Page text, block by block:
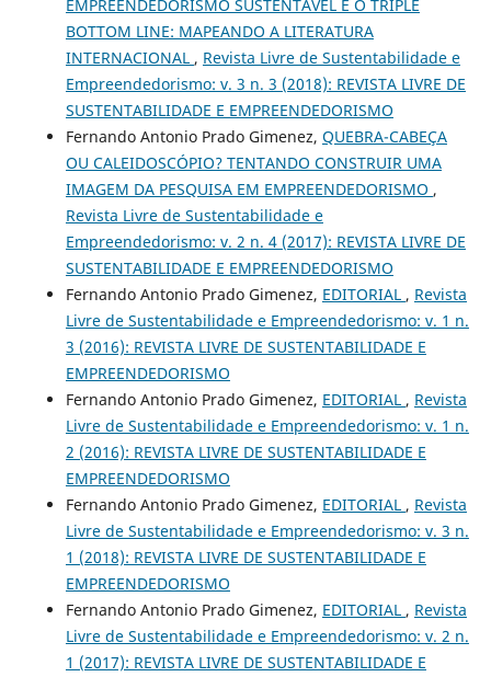
EMPREENDEDORISMO SUSTENTÁVEL E O TRIPLE
BOTTOM LINE: MAPEANDO A LITERATURA
INTERNACIONAL , Revista Livre de Sustentabilidade e
Empreendedorismo: v. 3 n. 3 (2018): REVISTA LIVRE DE
SUSTENTABILIDADE E EMPREENDEDORISMO
Fernando Antonio Prado Gimenez, QUEBRA-CABEÇA
OU CALEIDOSCÓPIO? TENTANDO CONSTRUIR UMA
IMAGEM DA PESQUISA EM EMPREENDEDORISMO ,
Revista Livre de Sustentabilidade e
Empreendedorismo: v. 2 n. 4 (2017): REVISTA LIVRE DE
SUSTENTABILIDADE E EMPREENDEDORISMO
Fernando Antonio Prado Gimenez, EDITORIAL , Revista
Livre de Sustentabilidade e Empreendedorismo: v. 1 n.
3 (2016): REVISTA LIVRE DE SUSTENTABILIDADE E
EMPREENDEDORISMO
Fernando Antonio Prado Gimenez, EDITORIAL , Revista
Livre de Sustentabilidade e Empreendedorismo: v. 1 n.
2 (2016): REVISTA LIVRE DE SUSTENTABILIDADE E
EMPREENDEDORISMO
Fernando Antonio Prado Gimenez, EDITORIAL , Revista
Livre de Sustentabilidade e Empreendedorismo: v. 3 n.
1 (2018): REVISTA LIVRE DE SUSTENTABILIDADE E
EMPREENDEDORISMO
Fernando Antonio Prado Gimenez, EDITORIAL , Revista
Livre de Sustentabilidade e Empreendedorismo: v. 2 n.
1 (2017): REVISTA LIVRE DE SUSTENTABILIDADE E